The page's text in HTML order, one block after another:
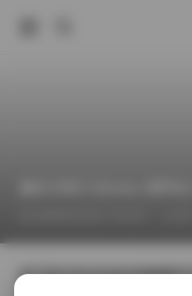
那天我在海边的临时搭建棚里